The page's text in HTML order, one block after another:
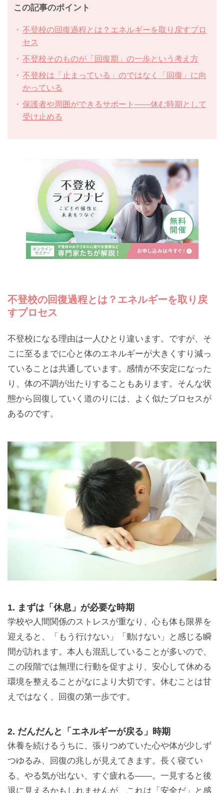
この記事のポイント
不登校の回復過程とは？エネルギーを取り戻すプロ
セス
不登校そのものが「回復期」の一歩という考え方
不登校は「止まっている」のではなく「回復」に向
かっている
保護者や周囲ができるサポート——休む時期として
受け止める
不登校の回復過程とは？エネルギーを取り戻
すプロセス
不登校になる理由は一人ひとり違います。ですが、そ
こに至るまでに心と体のエネルギーが大きくすり減っ
ていることは共通しています。感情が不安定になった
り、体の不調が出たりすることもあります。そんな状
態から回復していく道のりには、よく似たプロセスが
あるのです。
1. まずは「休息」が必要な時期
学校や人間関係のストレスが重なり、心も体も限界を
迎えると、「もう行けない」「動けない」と感じる瞬
間が訪れます。本人も混乱していることが多いので、
この段階では無理に行動を促すより、安心して休める
環境を整えることがなにより大切です。休むことは甘
えではなく、回復の第一歩です。
2. だんだんと「エネルギーが戻る」時期
休養を続けるうちに、張りつめていた心や体が少しず
つゆるみ、回復の兆しが見えてきます。長く寝てい
る、やる気が出ない、すぐ疲れる——。一見すると後
退に見えるかもしれませんが、これは「安全だ」と感